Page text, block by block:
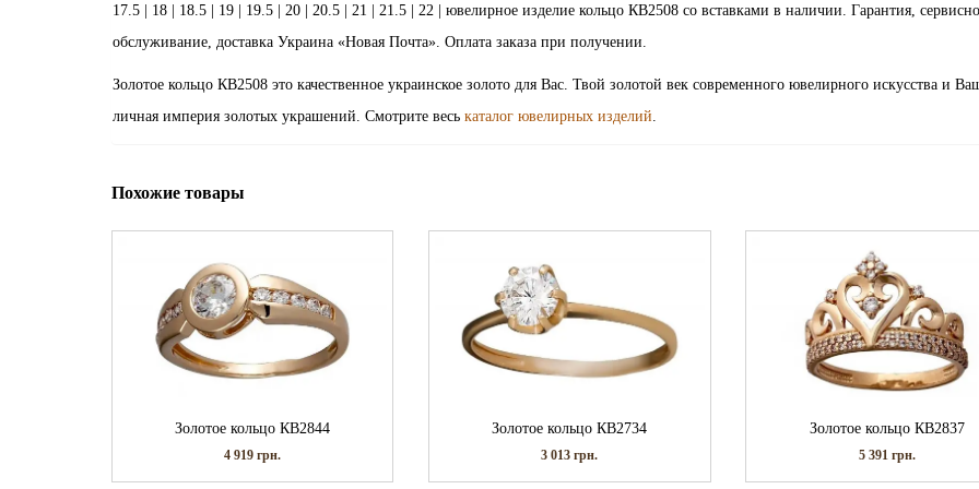
17.5 | 18 | 18.5 | 19 | 19.5 | 20 | 20.5 | 21 | 21.5 | 22 | ювелирное изделие кольцо КВ2508 со вставками в наличии. Гарантия,
обслуживание, доставка Украина «Новая Почта». Оплата заказа при получении.
Золотое кольцо КВ2508 это качественное украинское золото для Вас. Твой золотой век современного ювелирного искусства и
личная империя золотых украшений. Смотрите весь каталог ювелирных изделий.
Похожие товары
Золотое кольцо КВ2844
4 919грн.
Золотое кольцо КВ2734
3 013грн.
Золотое кольцо КВ2837
5 391 грн.